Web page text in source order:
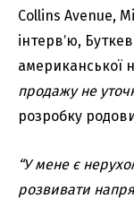
Collins Avenue,
інтервʼю,
американської
продажу не
розробку
“У мене є
розвивати